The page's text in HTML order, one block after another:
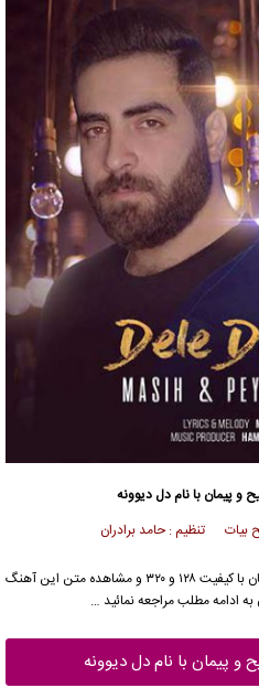
وپیمان با نام دل دیوونه
بیات تنظیم : حامد برادران
با کیفیت ۱۲۸ و ۳۲۰ و مشاهده متن این آهنگ
ادامه مطلب مراجعه نمائید …
پیمان با نام دل دیوونه